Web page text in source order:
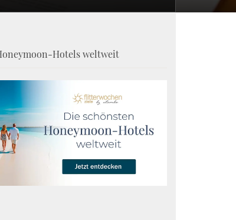
Hotels weltweit